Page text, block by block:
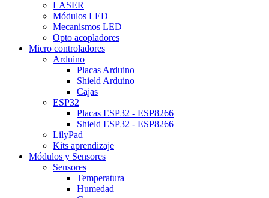
LASER
Módulos LED
Mecanismos LED
Opto acopladores
Micro controladores
Arduino
Placas Arduino
Shield Arduino
Cajas
ESP32
Placas ESP32 - ESP8266
Shield ESP32 - ESP8266
LilyPad
Kits aprendizaje
Módulos y Sensores
Sensores
Temperatura
Humedad